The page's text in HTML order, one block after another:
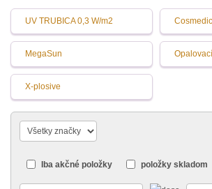
UV TRUBICA 0,3 W/m2
MegaSun
X-plosive
Iba akčné položky položky skladom